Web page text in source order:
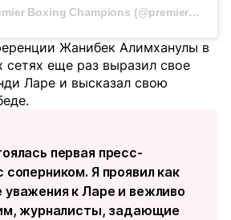
Публикация от Premier Boxing Champions (@premierboxing)
Жанибек Алимханулы в
сетях еще раз выразил свое
Ларе и высказал свою
первая пресс-
соперником. Я проявил как
к Ларе и вежливо
журналисты, задающие